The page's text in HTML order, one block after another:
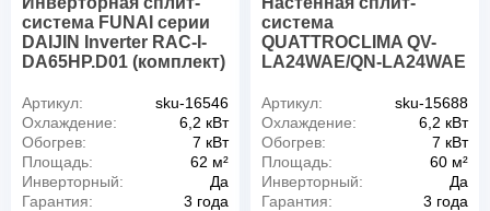
система FUNAI серии
DAIJIN Inverter RAC-I-
DA65HP.D01 (комплект)
Артикул:
sku-16546
Охлаждение:
6,2 кВт
Обогрев:
7 кВт
Площадь:
62 м²
Инверторный:
Да
Гарантия:
3 года
система
QUATTROCLIMA QV-
LA24WAE/QN-LA24WAE
Артикул:
sku-15688
Охлаждение:
6,2 кВт
Обогрев:
7 кВт
Площадь:
60 м²
Инверторный:
Да
Гарантия:
3 года